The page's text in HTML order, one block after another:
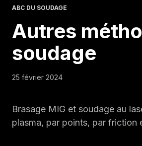
ABC DU SOUDAGE
Autres
soudage
25 février 2024
Brasage MIG et soudage au
plasma, par points, par friction